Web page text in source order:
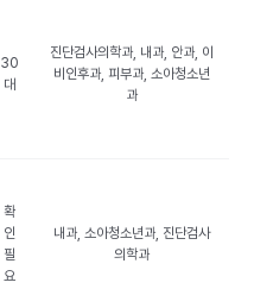
30
대
진단검사의학과, 내과, 안과, 이
비인후과, 피부과, 소아청소년
과
확
인
필
요
내과, 소아청소년과, 진단검사
의학과